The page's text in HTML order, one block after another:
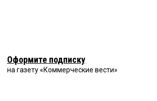
Оформите подписку
на газету «Коммерческие вести»